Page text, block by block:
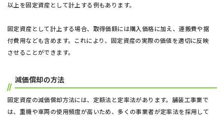
以上を固定資産として計上する例もあります。
固定資産として計上する場合、取得価額には購入価格に加え、運搬費や据
付費用なども含めます。これにより、固定資産の実際の価値を適切に反映
させることができます。
減価償却の方法
固定資産の減価償却方法には、定額法と定率法があります。舗装工事業で
は、重機や車両の使用頻度が高いため、多くの事業者が定率法を採用して